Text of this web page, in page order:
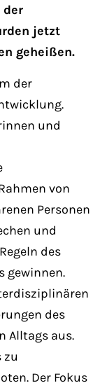
Aenean
ultricies
der
jetzt
geheißen.
der
und
von
Personen
und
des
gewinnen.
des
Alltags aus.
zu
Der Fokus